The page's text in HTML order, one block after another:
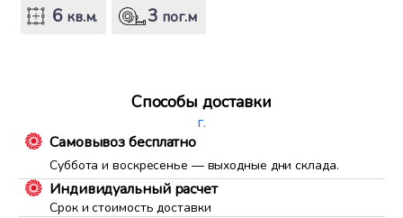
6кв.м. 3 пог.м
Способы доставки
г.
Самовывоз бесплатно
Суббота и воскресенье — выходные дни склада.
Индивидуальный расчет
Срок и стоимость доставки